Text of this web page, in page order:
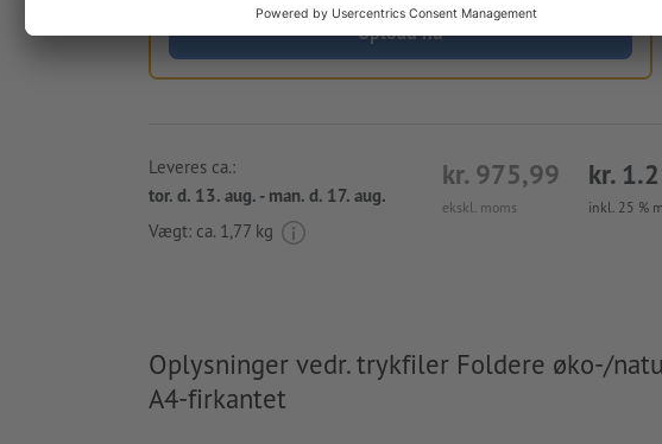
Upload nu
ekskl. moms
kr. 975,99
inkl. 25 %
kr.
Leveres ca.:
tor. d. 13. aug. - man. d. 17. aug.
Vægt: ca. 1,77 kg
Oplysninger vedr. trykfiler Foldere øko-/
A4-firkantet